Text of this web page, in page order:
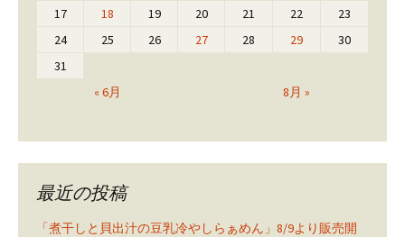
« 6月 8月 »
17
18 19 20 21 22
23
24
25 26 27 28 29
30
31
最近の投稿
「煮干しと貝出汁の豆乳冷やしらぁめん」8/9より販売開